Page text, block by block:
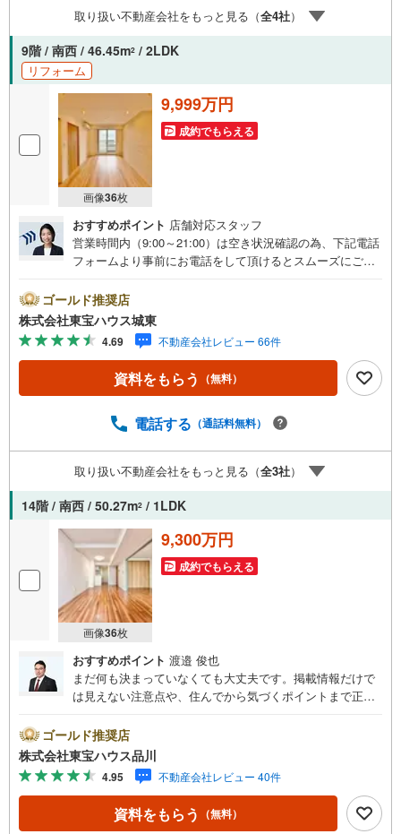
（諸費用もOK）お気軽にお問い合わせください。※告知事
項あり
取り扱い不動産会社をもっと見る（全4社）
9階 / 南西 / 46.45m2 / 2LDK
リフォーム
画像36枚
9,999万円
成約でもらえる
おすすめポイント 店舗対応スタッフ
営業時間内（9:00～21:00）は空き状況確認の為、下記電話
フォームより事前にお電話をして頂けるとスムーズにご案
カレンダーの作成▽ご購入後もお客様の人生のパートナー
として暮らしの「安心」を守り続けます。【Yahoo！ 不動
産キャンペーン対象店舗】当店で物件を成約するとPayPay
ボーナスライトがもらえる「Yahoo！ 不動産 物件ご成約キ
ャンペーン」の対象になります。「資料をもらう」「見学
予約をする」ボタンからお問い合わせください。※必ずYah
スライトは出金と譲渡はできません。ご案内・詳細な資料
（諸費用もOK）お気軽にお問い合わせください。
ゴールド推奨店
株式会社東宝ハウス城東
4.69 不動産会社レビュー 66件
資料をもらう （無料）
電話する （通話料無料）
取り扱い不動産会社をもっと見る（全3社）
14階 / 南西 / 50.27m2 / 1LDK
画像36枚
9,300万円
成約でもらえる
おすすめポイント 渡邉 俊也
まだ何も決まっていなくても大丈夫です。掲載情報だけで
は見えない注意点や、住んでから気づくポイントまで正直
とも包み隠さずお伝えし、「納得して選ぶ」ためのサポー
トを大切にしています。現地でしか分からないリアルな情
報も含めて、一緒に後悔しない住まい探しを進めていきま
しょう。まずはお気軽にご相談ください。【Yahoo！ 不動
産キャンペーン対象店舗】当店で物件を成約するとPayPay
ボーナスライトがもらえる「Yahoo！ 不動産 物件ご成約キ
ゴールド推奨店
株式会社東宝ハウス品川
4.95 不動産会社レビュー 40件
資料をもらう （無料）